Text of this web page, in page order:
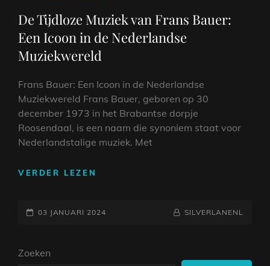
De Tijdloze Muziek van Frans Bauer:
Een Icoon in de Nederlandse
Muziekwereld
Frans Bauer: Een Icoon in de Nederlandse
Muziekwereld Frans Bauer, geboren op 30
december 1973 in het Brabantse dorpje
Roosendaal, is een naam die synoniem staat voor
Nederlandstalige muziek. Met
VERDER LEZEN
VAN
GEPLAATST
03 JANUARI 2024 NAAMREGEL
BYLINE
SILVERLANENL
Zoeken